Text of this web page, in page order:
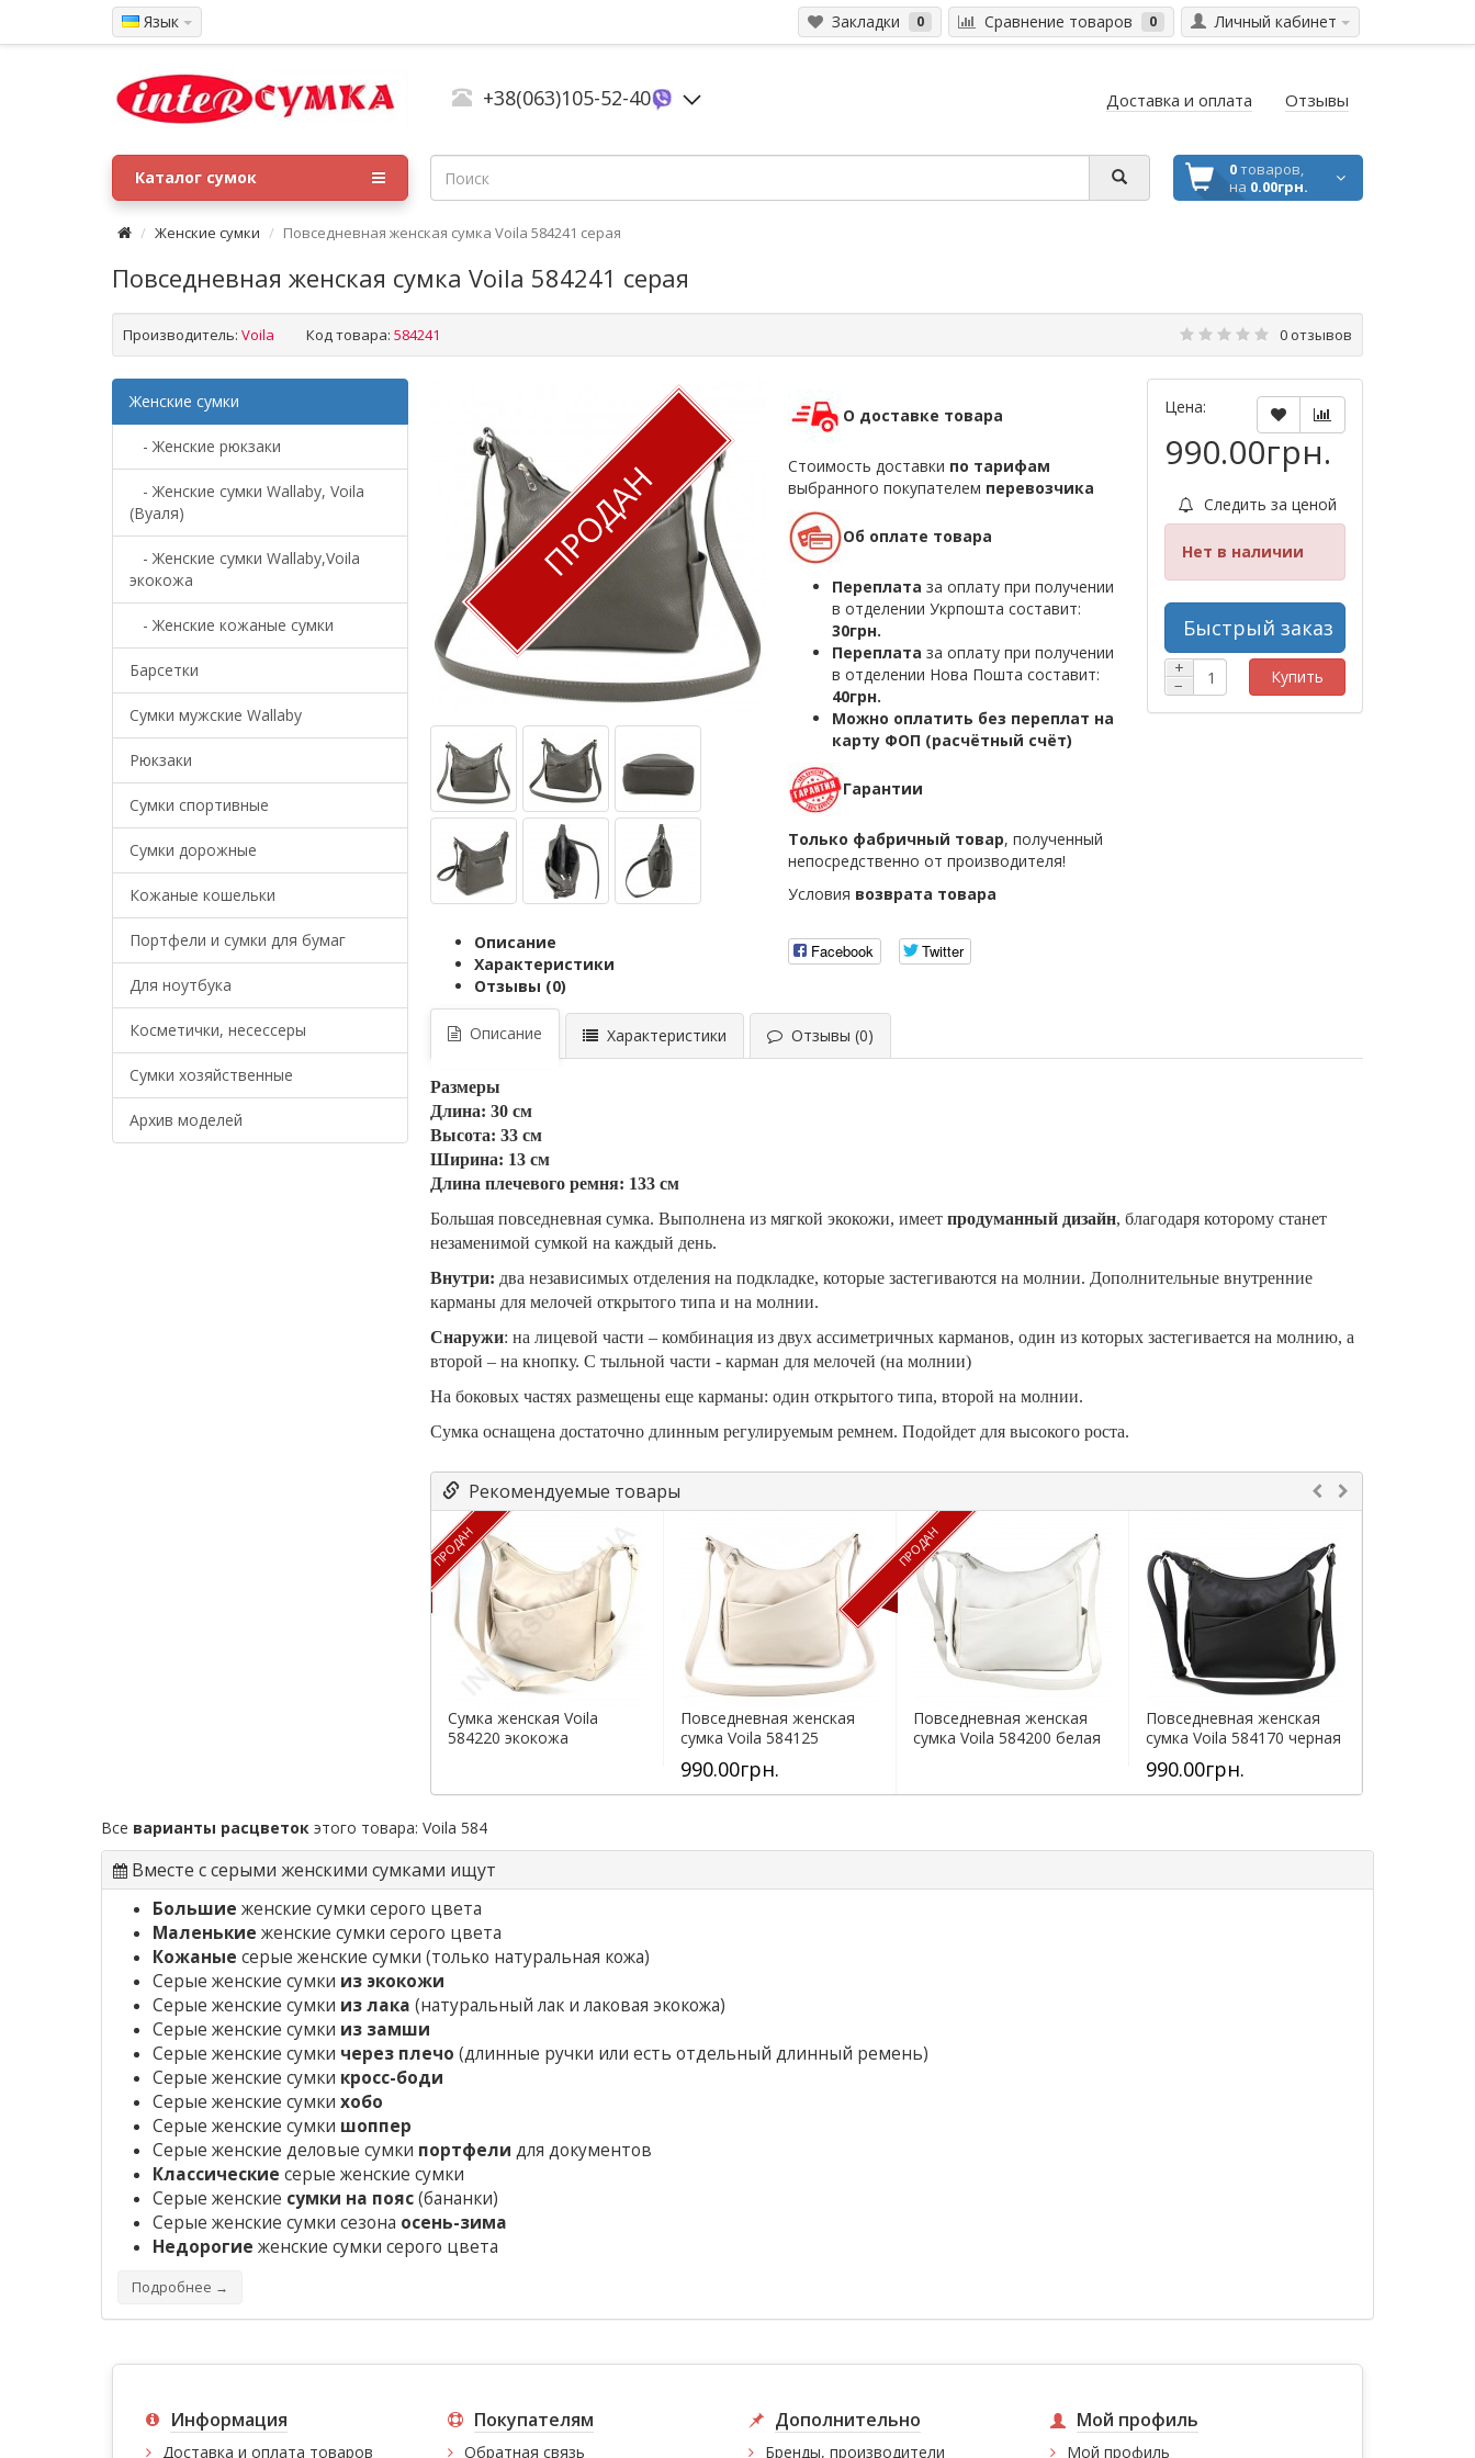
Язык Закладки 0 Сравнение товаров 0 Личный кабинет
+38(063)105-52-40 Доставка и оплата Отзывы
0товаров,
на 0.00грн.
Каталог сумок
Женские сумки Повседневная женская сумка Voila 584241 серая
Повседневная женская сумка Voila 584241 серая
Производитель: Voila Код товара: 584241 0 отзывов
Женские сумки
- Женские рюкзаки
- Женские сумки Wallaby, Voila
(Вуаля)
- Женские сумки Wallaby,Voila
экокожа
- Женские кожаные сумки
Барсетки
Cумки мужские Wallaby
Рюкзаки
Сумки спортивные
Сумки дорожные
Кожаные кошельки
Портфели и сумки для бумаг
Для ноутбука
Косметички, несессеры
Сумки хозяйственные
Архив моделей
ПРОДАН
Описание
Характеристики
Отзывы (0)
О доставке товара
Стоимость доставки по тарифам
выбранного покупателем перевозчика
Об оплате товара
Переплата за оплату при получении
в отделении Укрпошта составит:
30грн.
Переплата за оплату при получении
в отделении Нова Пошта составит:
40грн.
Можно оплатить без переплат на
карту ФОП (расчётный счёт)
Гарантии
Только фабричный товар, полученный
непосредственно от производителя!
Условия возврата товара
Facebook Twitter
Цена:
990.00грн.
Следить за ценой
Нет в наличии
Быстрый заказ
+
−
Купить
Описание Характеристики Отзывы (0)
Размеры
Длина: 30 см
Высота: 33 см
Ширина: 13 см
Длина плечевого ремня: 133 см
Большая повседневная сумка. Выполнена из мягкой экокожи, имеет продуманный дизайн, благодаря которому станет
незаменимой сумкой на каждый день.
Внутри: два независимых отделения на подкладке, которые застегиваются на молнии. Дополнительные внутренние
карманы для мелочей открытого типа и на молнии.
Снаружи: на лицевой части – комбинация из двух ассиметричных карманов, один из которых застегивается на молнию, а
второй – на кнопку. С тыльной части - карман для мелочей (на молнии)
На боковых частях размещены еще карманы: один открытого типа, второй на молнии.
Сумка оснащена достаточно длинным регулируемым ремнем. Подойдет для высокого роста.
Рекомендуемые товары
ПРОДАН
Сумка женская Voila
584220 экокожа
Повседневная женская
сумка Voila 584125
бежевая
990.00грн.
ПРОДАН
Повседневная женская
сумка Voila 584200 белая
Повседневная женская
сумка Voila 584170 черная
990.00грн.
Все варианты расцветок этого товара: Voila 584
Вместе с серыми женскими сумками ищут
Большие женские сумки серого цвета
Маленькие женские сумки серого цвета
Кожаные серые женские сумки (только натуральная кожа)
Серые женские сумки из экокожи
Серые женские сумки из лака (натуральный лак и лаковая экокожа)
Серые женские сумки из замши
Серые женские сумки через плечо (длинные ручки или есть отдельный длинный ремень)
Серые женские сумки кросс-боди
Серые женские сумки хобо
Серые женские сумки шоппер
Серые женские деловые сумки портфели для документов
Классические серые женские сумки
Серые женские сумки на пояс(бананки)
Серые женские сумки сезона осень-зима
Недорогие женские сумки серого цвета
Подробнее →
Информация
Доставка и оплата товаров
Покупателям
Обратная связь
Дополнительно
Бренды, производители
Мой профиль
Мой профиль